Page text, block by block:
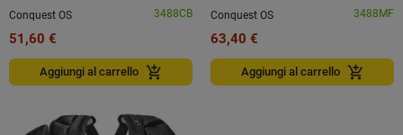
Conquest OS
3488CB
51,60 €
Aggiungi al carrello add_shopping_cart
Conquest OS
3488MF
63,40 €
Aggiungi al carrello add_shopping_cart